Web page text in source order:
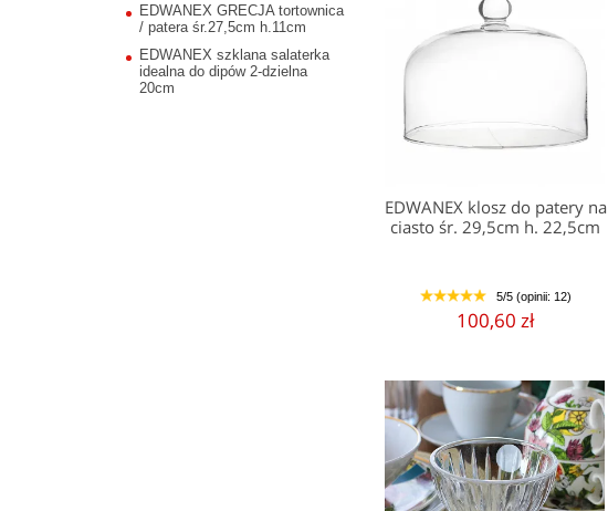
EDWANEX klosz do patery na
ciasto śr. 29,5cm h. 22,5cm
1 2 3 4 5 5/5 (opinii: 12)
100,60 zł
EDWANEX GRECJA tortownica
/ patera śr.27,5cm h.11cm
EDWANEX szklana salaterka
idealna do dipów 2-dzielna
20cm